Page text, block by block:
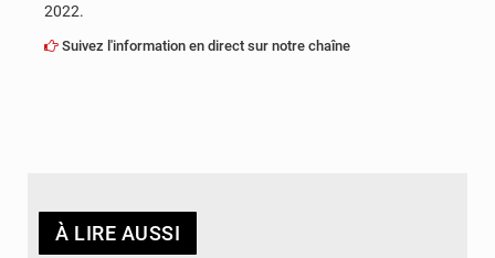
2022.
Suivez l'information en direct sur notre chaîne
À LIRE AUSSI